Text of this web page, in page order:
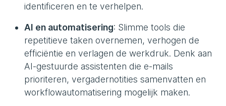
identificeren en te verhelpen.
AI en automatisering: Slimme tools die
repetitieve taken overnemen, verhogen de
efficiëntie en verlagen de werkdruk. Denk aan
AI-gestuurde assistenten die e-mails
prioriteren, vergadernotities samenvatten en
workflowautomatisering mogelijk maken.